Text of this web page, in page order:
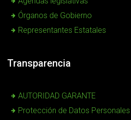
Órganos de Gobierno
Representantes Estatales
Transparencia
AUTORIDAD GARANTE
Protección de Datos Personales